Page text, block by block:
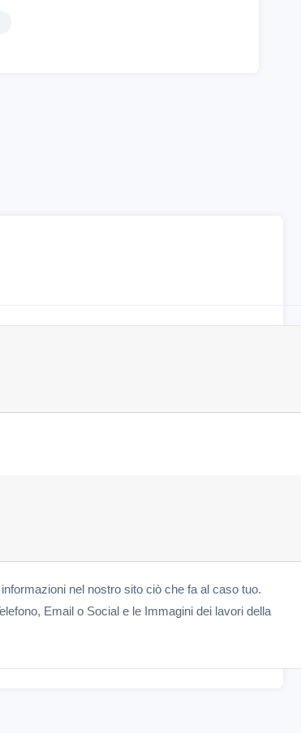
nel nostro sito ciò che fa al caso tuo.
Email o Social e le Immagini dei lavori della